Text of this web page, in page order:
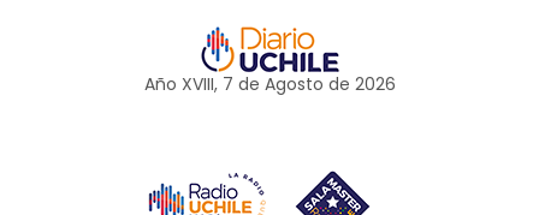
Año XVIII, 7 de Agosto de 2026